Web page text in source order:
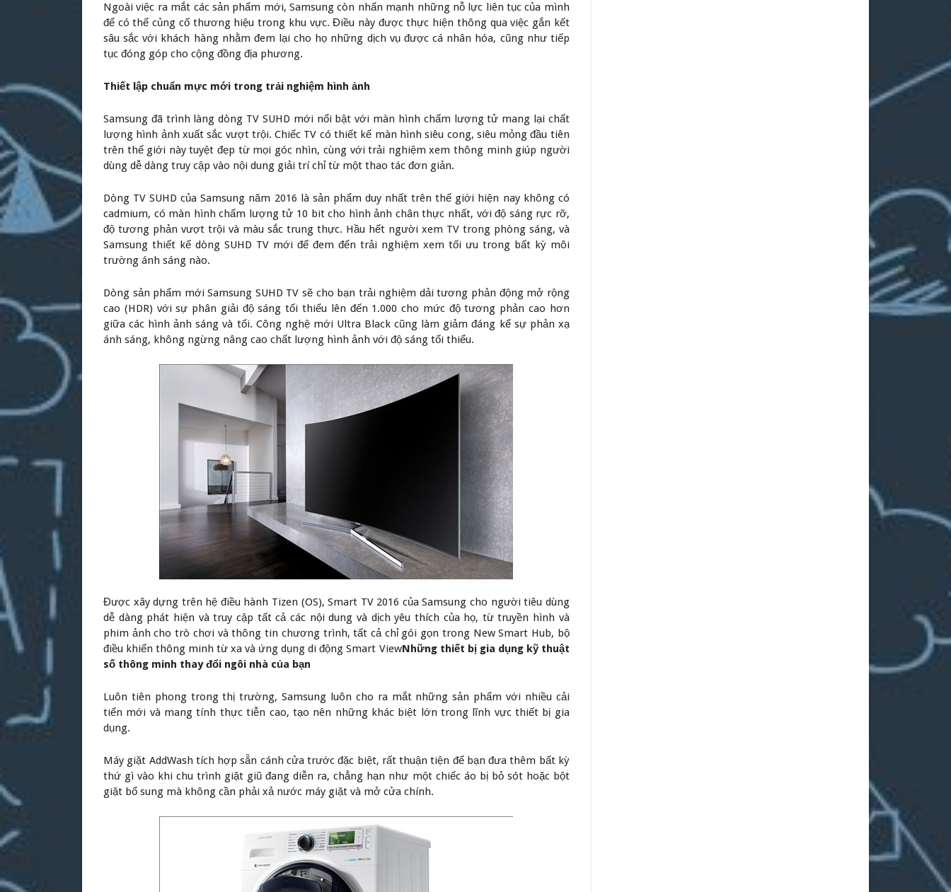
Ngoài việc ra mắt các sản phẩm mới, Samsung còn nhấn mạnh những nỗ lực liên tục của mình
để có thể củng cố thương hiệu trong khu vực. Điều này được thực hiện thông qua việc gắn kết
sâu sắc với khách hàng nhằm đem lại cho họ những dịch vụ được cá nhân hóa, cũng như tiếp
tục đóng góp cho cộng đồng địa phương.
Thiết lập chuẩn mực mới trong trải nghiệm hình ảnh
Samsung đã trình làng dòng TV SUHD mới nổi bật với màn hình chấm lượng tử mang lại chất
lượng hình ảnh xuất sắc vượt trội. Chiếc TV có thiết kế màn hình siêu cong, siêu mỏng đầu tiên
trên thế giới này tuyệt đẹp từ mọi góc nhìn, cùng với trải nghiệm xem thông minh giúp người
dùng dễ dàng truy cập vào nội dung giải trí chỉ từ một thao tác đơn giản.
Dòng TV SUHD của Samsung năm 2016 là sản phẩm duy nhất trên thế giới hiện nay không có
cadmium, có màn hình chấm lượng tử 10 bit cho hình ảnh chân thực nhất, với độ sáng rực rỡ,
độ tương phản vượt trội và màu sắc trung thực. Hầu hết người xem TV trong phòng sáng, và
Samsung thiết kế dòng SUHD TV mới để đem đến trải nghiệm xem tối ưu trong bất kỳ môi
trường ánh sáng nào.
Dòng sản phẩm mới Samsung SUHD TV sẽ cho bạn trải nghiệm dải tương phản động mở rộng
cao (HDR) với sự phân giải độ sáng tối thiểu lên đến 1.000 cho mức độ tương phản cao hơn
giữa các hình ảnh sáng và tối. Công nghệ mới Ultra Black cũng làm giảm đáng kể sự phản xạ
ánh sáng, không ngừng nâng cao chất lượng hình ảnh với độ sáng tối thiểu.
Được xây dựng trên hệ điều hành Tizen (OS), Smart TV 2016 của Samsung cho người tiêu dùng
dễ dàng phát hiện và truy cập tất cả các nội dung và dịch yêu thích của họ, từ truyền hình và
phim ảnh cho trò chơi và thông tin chương trình, tất cả chỉ gói gọn trong New Smart Hub, bộ
điều khiển thông minh từ xa và ứng dụng di động Smart ViewNhững thiết bị gia dụng kỹ thuật
số thông minh thay đổi ngôi nhà của bạn
Luôn tiên phong trong thị trường, Samsung luôn cho ra mắt những sản phẩm với nhiều cải
tiến mới và mang tính thực tiễn cao, tạo nên những khác biệt lớn trong lĩnh vực thiết bị gia
dụng.
Máy giặt AddWash tích hợp sẵn cánh cửa trước đặc biệt, rất thuận tiện để bạn đưa thêm bất kỳ
thứ gì vào khi chu trình giặt giũ đang diễn ra, chẳng hạn như một chiếc áo bị bỏ sót hoặc bột
giặt bổ sung mà không cần phải xả nước máy giặt và mở cửa chính.